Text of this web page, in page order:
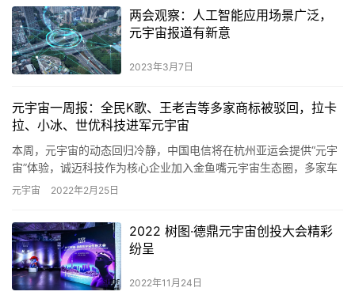
两会观察：人工智能应用场景广泛，
元宇宙报道有新意
2023年3月7日
元宇宙一周报：全民K歌、王老吉等多家商标被驳回，拉卡
拉、小冰、世优科技进军元宇宙
本周，元宇宙的动态回归冷静，中国电信将在杭州亚运会提供“元宇
宙”体验，诚迈科技作为核心企业加入金鱼嘴元宇宙生态圈，多家车
企申请元宇宙商标被驳回，国内首个元宇宙创意园区办公场景正式
元宇宙 2022年2月25日
2022 树图·德鼎元宇宙创投大会精彩
纷呈
2022年11月24日